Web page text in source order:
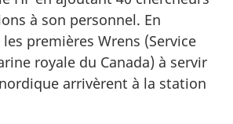
à son personnel. En
premières Wrens (Service
royale du Canada) à servir
arrivèrent à la station